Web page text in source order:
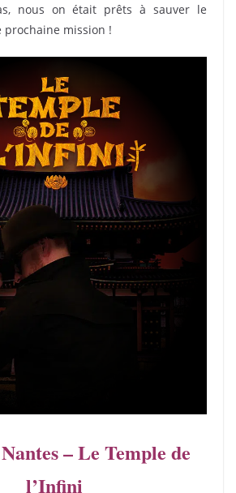
nous on était prêts à sauver le
mission !
– Le Temple de
l’Infini